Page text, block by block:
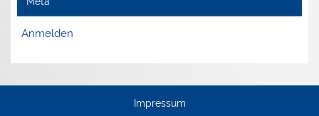
Anmelden
Impressum